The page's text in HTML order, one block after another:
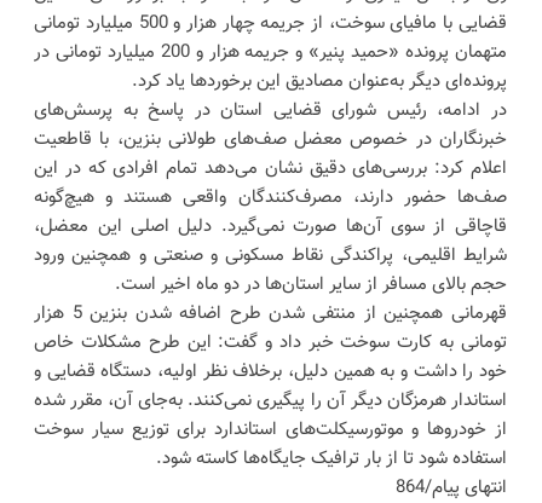
قضایی با مافیای سوخت، از جریمه چهار هزار و 500 میلیارد تومانی
متهمان پرونده «حمید پنیر» و جریمه هزار و 200 میلیارد تومانی در
پرونده‌ای دیگر به‌عنوان مصادیق این برخوردها یاد کرد.
در ادامه، رئیس شورای قضایی استان در پاسخ به پرسش‌های
خبرنگاران در خصوص معضل صف‌های طولانی بنزین، با قاطعیت
اعلام کرد: بررسی‌های دقیق نشان می‌دهد تمام افرادی که در این
صف‌ها حضور دارند، مصرف‌کنندگان واقعی هستند و هیچ‌گونه
قاچاقی از سوی آن‌ها صورت نمی‌گیرد. دلیل اصلی این معضل،
شرایط اقلیمی، پراکندگی نقاط مسکونی و صنعتی و همچنین ورود
حجم بالای مسافر از سایر استان‌ها در دو ماه اخیر است.
قهرمانی همچنین از منتفی شدن طرح اضافه شدن بنزین 5 هزار
تومانی به کارت سوخت خبر داد و گفت: این طرح مشکلات خاص
خود را داشت و به همین دلیل، برخلاف نظر اولیه، دستگاه قضایی و
استاندار هرمزگان دیگر آن را پیگیری نمی‌کنند. به‌جای آن، مقرر شده
از خودروها و موتورسیکلت‌های استاندارد برای توزیع سیار سوخت
استفاده شود تا از بار ترافیک جایگاه‌ها کاسته شود.
انتهای پیام/864